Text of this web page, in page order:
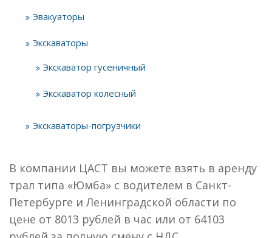
Эвакуаторы
Экскаваторы
Экскаватор гусеничный
Экскаватор колесный
Экскаваторы-погрузчики
В компании ЦАСТ вы можете взять в аренду
трал типа «Юмба» с водителем в Санкт-
Петербурге и Ленинградской области по
цене от 8013 рублей в час или от 64103